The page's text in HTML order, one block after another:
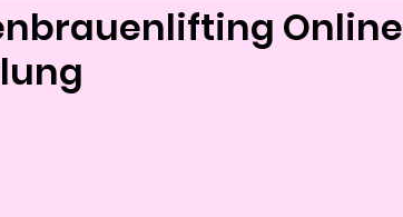
Online